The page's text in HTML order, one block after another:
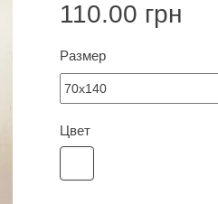
110.00 грн
Размер
Цвет